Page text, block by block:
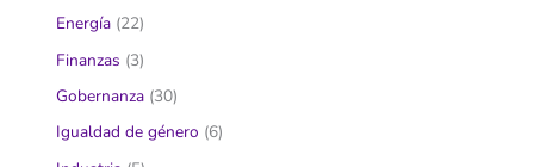
Energía (22)
Finanzas (3)
Gobernanza (30)
Igualdad de género (6)